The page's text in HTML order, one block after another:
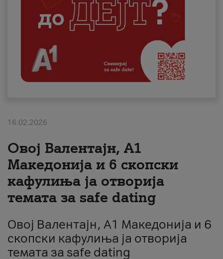
Деловни
Поддршка
Надополни кредит
Плати сметка
#ПодобарОнлајн
16.02.2026
Овој Валентајн, A1
Македонија и 6 скопски
кафулиња ја отворија
темата за safe dating
Овој Валентајн, A1 Македонија и 6
скопски кафулиња ја отворија
темата за safe dating